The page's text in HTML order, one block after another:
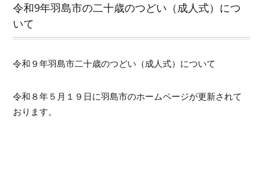
令和9年羽島市の二十歳のつどい（成人式）につ
いて
令和９年羽島市二十歳のつどい（成人式）について
令和８年５月１９日に羽島市のホームページが更新されて
おります。